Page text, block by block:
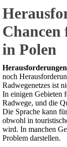
in Polen
noch
Radwegenetzes ist
In einigen Gebieten
Radwege, und die
Die Sprache kann
obwohl in
wird. In manchen
Problem darstellen.